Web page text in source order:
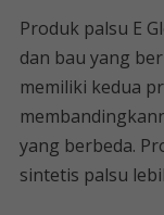
Produk palsu E
dan bau yang
memiliki kedua
yang berbeda.
sintetis palsu